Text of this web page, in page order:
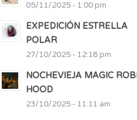
05/11/2025 - 1:00 pm
EXPEDICIÓN ESTRELLA
POLAR
27/10/2025 - 12:18 pm
NOCHEVIEJA MAGIC
HOOD
23/10/2025 - 11:11 am